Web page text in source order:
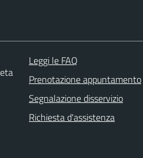
Leggi le FAQ
Prenotazione appuntamento
Segnalazione disservizio
Richiesta d'assistenza